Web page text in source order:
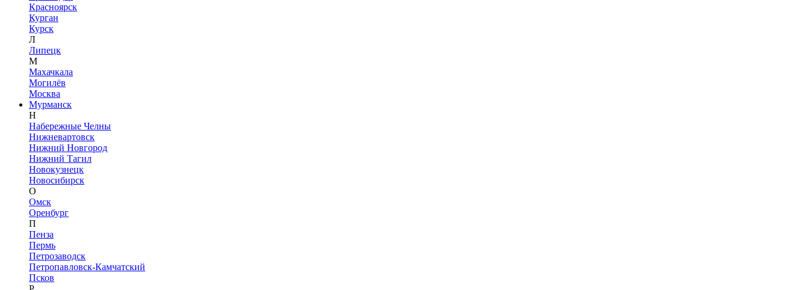
Красноярск
Курган
Курск
Л
Липецк
М
Махачкала
Могилёв
Москва
Мурманск
Н
Набережные Челны
Нижневартовск
Нижний Новгород
Нижний Тагил
Новокузнецк
Новосибирск
О
Омск
Оренбург
П
Пенза
Пермь
Петрозаводск
Петропавловск-Камчатский
Псков